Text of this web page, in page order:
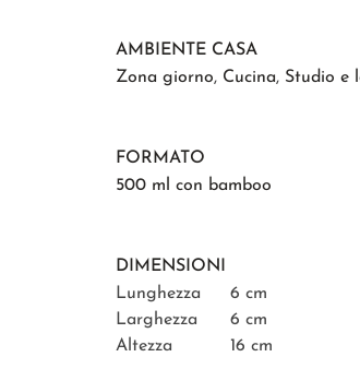
AMBIENTE CASA
Zona giorno, Cucina, Studio e
FORMATO
500 ml con bamboo
DIMENSIONI
Lunghezza
6 cm
Larghezza
6 cm
Altezza
16 cm